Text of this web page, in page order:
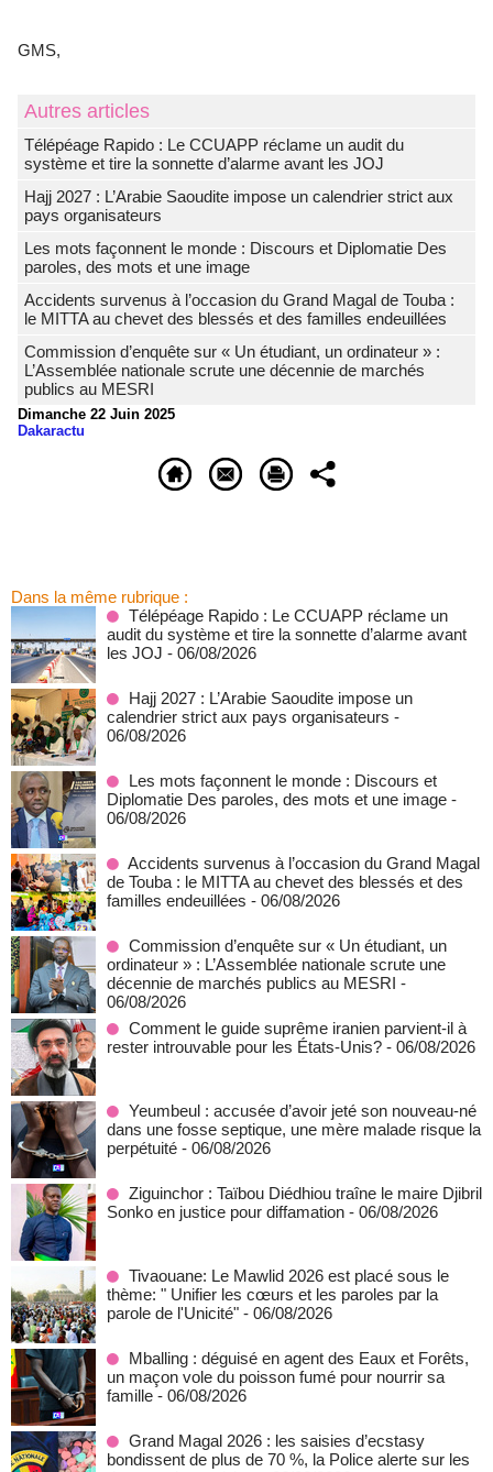
‎GMS,
Autres articles
Télépéage Rapido : Le CCUAPP réclame un audit du
système et tire la sonnette d’alarme avant les JOJ
Hajj 2027 : L’Arabie Saoudite impose un calendrier strict aux
pays organisateurs
Les mots façonnent le monde : Discours et Diplomatie Des
paroles, des mots et une image
Accidents survenus à l’occasion du Grand Magal de Touba :
le MITTA au chevet des blessés et des familles endeuillées
Commission d’enquête sur « Un étudiant, un ordinateur » :
L’Assemblée nationale scrute une décennie de marchés
publics au MESRI
Dimanche 22 Juin 2025
Dakaractu
Dans la même rubrique :
Télépéage Rapido : Le CCUAPP réclame un
audit du système et tire la sonnette d’alarme avant
les JOJ - 06/08/2026
Hajj 2027 : L’Arabie Saoudite impose un
calendrier strict aux pays organisateurs -
06/08/2026
Les mots façonnent le monde : Discours et
Diplomatie Des paroles, des mots et une image -
06/08/2026
Accidents survenus à l’occasion du Grand Magal
de Touba : le MITTA au chevet des blessés et des
familles endeuillées - 06/08/2026
Commission d’enquête sur « Un étudiant, un
ordinateur » : L’Assemblée nationale scrute une
décennie de marchés publics au MESRI -
06/08/2026
Comment le guide suprême iranien parvient-il à
rester introuvable pour les États-Unis? - 06/08/2026
Yeumbeul : accusée d’avoir jeté son nouveau-né
dans une fosse septique, une mère malade risque la
perpétuité - 06/08/2026
Ziguinchor : Taïbou Diédhiou traîne le maire Djibril
Sonko en justice pour diffamation - 06/08/2026
Tivaouane: Le Mawlid 2026 est placé sous le
thème: " Unifier les cœurs et les paroles par la
parole de l'Unicité" - 06/08/2026
Mballing : déguisé en agent des Eaux et Forêts,
un maçon vole du poisson fumé pour nourrir sa
famille - 06/08/2026
Grand Magal 2026 : les saisies d’ecstasy
bondissent de plus de 70 %, la Police alerte sur les